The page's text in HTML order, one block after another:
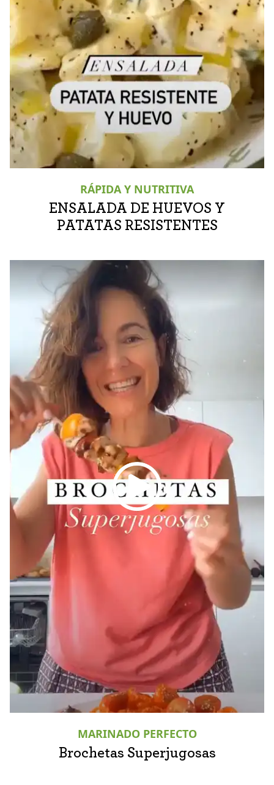
RÁPIDA Y NUTRITIVA
ENSALADA DE HUEVOS Y
PATATAS RESISTENTES
MARINADO PERFECTO
Brochetas Superjugosas